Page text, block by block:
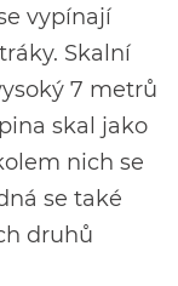
vypínají
Skalní
7 metrů
skal jako
nich se
se také
druhů